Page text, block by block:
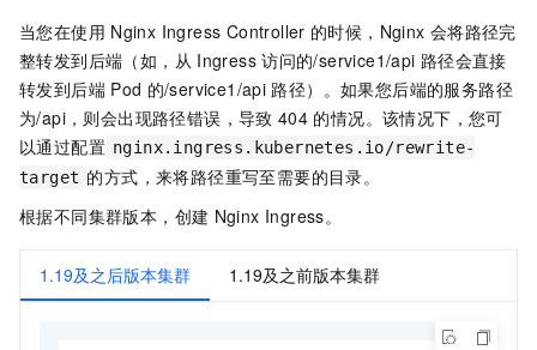
当您在使用 Nginx Ingress Controller 的时候，Nginx 会将路径完
整转发到后端（如，从 Ingress 访问的/service1/api 路径会直接
转发到后端 Pod 的/service1/api 路径）。如果您后端的服务路径
为/api ，则会出现路径错误，导致 404 的情况。该情况下，您可
以通过配置 nginx.ingress.kubernetes.io/rewrite-
target 的方式，来将路径重写至需要的目录。
根据不同集群版本，创建 Nginx Ingress。
1.19及之后版本集群 1.19及之前版本集群